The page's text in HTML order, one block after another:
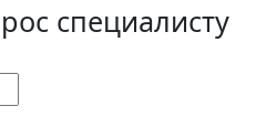
специалисту